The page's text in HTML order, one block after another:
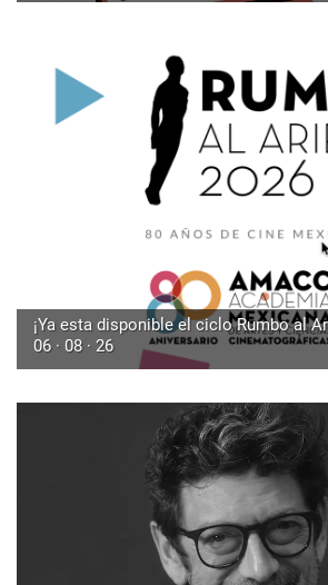
¡Ya esta disponible el ciclo Rumbo al
06 · 08 · 26